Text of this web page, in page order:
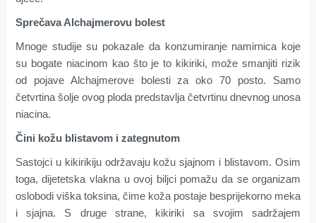
Sprečava Alchajmerovu bolest
Mnoge studije su pokazale da konzumiranje namirnica koje
su bogate niacinom kao što je to kikiriki, može smanjiti rizik
od pojave Alchajmerove bolesti za oko 70 posto. Samo
četvrtina šolje ovog ploda predstavlja četvrtinu dnevnog unosa
niacina.
Čini kožu blistavom i zategnutom
Sastojci u kikirikiju održavaju kožu sjajnom i blistavom. Osim
toga, dijetetska vlakna u ovoj biljci pomažu da se organizam
oslobodi viška toksina, čime koža postaje besprijekorno meka
i sjajna. S druge strane, kikiriki sa svojim sadržajem